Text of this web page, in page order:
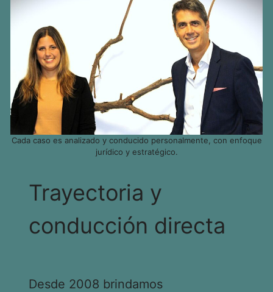
Cada caso es analizado y conducido personalmente, con enfoque
jurídico y estratégico.
Trayectoria y
conducción directa
Desde 2008 brindamos